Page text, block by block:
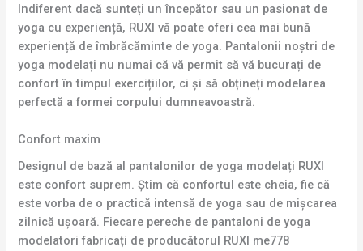
Indiferent dacă sunteți un începător sau un pasionat de
yoga cu experiență, RUXI vă poate oferi cea mai bună
experiență de îmbrăcăminte de yoga. Pantalonii noștri de
yoga modelați nu numai că vă permit să vă bucurați de
confort în timpul exercițiilor, ci și să obțineți modelarea
perfectă a formei corpului dumneavoastră.
Confort maxim
Designul de bază al pantalonilor de yoga modelați RUXI
este confort suprem. Știm că confortul este cheia, fie că
este vorba de o practică intensă de yoga sau de mișcarea
zilnică ușoară. Fiecare pereche de pantaloni de yoga
modelatori fabricați de producătorul RUXI me778